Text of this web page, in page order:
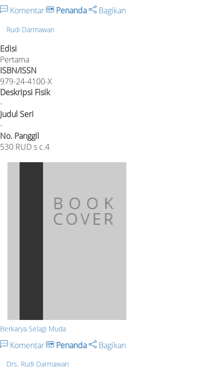
Komentar Penanda Bagikan
Rudi Darmawan
Edisi
Pertama
ISBN/ISSN
979-24-4100-X
Deskripsi Fisik
-
Judul Seri
-
No. Panggil
530 RUD s c.4
Berkarya Selagi Muda
Komentar Penanda Bagikan
Drs. Rudi Darmawan